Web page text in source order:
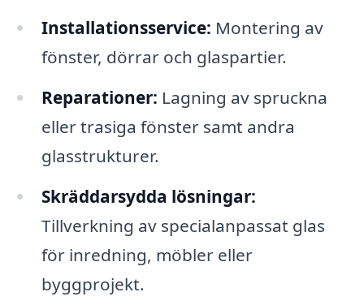
Installationsservice: Montering av
fönster, dörrar och glaspartier.
Reparationer: Lagning av spruckna
eller trasiga fönster samt andra
glasstrukturer.
Skräddarsydda lösningar:
Tillverkning av specialanpassat glas
för inredning, möbler eller
byggprojekt.